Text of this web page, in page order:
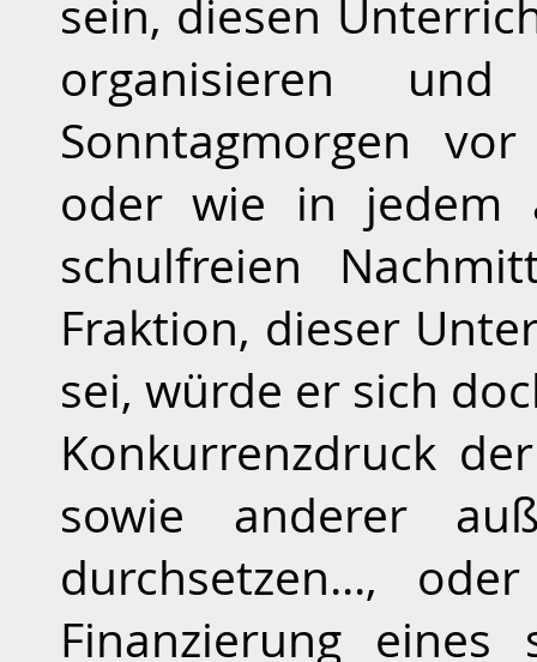
sein, diesen
organisieren
Sonntagmorgen
oder wie in jedem
schulfreien
Fraktion, dieser
sei, würde er sich
Konkurrenzdruck
sowie anderer
durchsetzen...,
Finanzierung eines